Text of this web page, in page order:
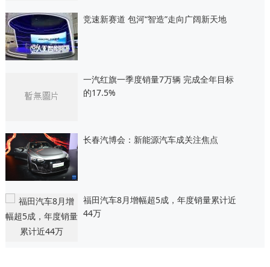
竞速新赛道 包河“智造”走向广阔新天地
一汽红旗一季度销量7万辆 完成全年目标
的17.5%
长春汽博会：新能源汽车成关注焦点
福田汽车8月增幅超5成，年度销量累计近
44万